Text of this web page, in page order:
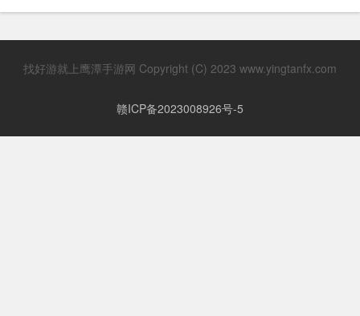
找好游就上鹰潭手游网 Copyright (C) 2023 www.yingtanfx.com
赣ICP备2023008926号-5